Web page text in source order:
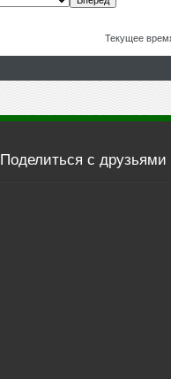
Текущее
Поделиться с друзьями